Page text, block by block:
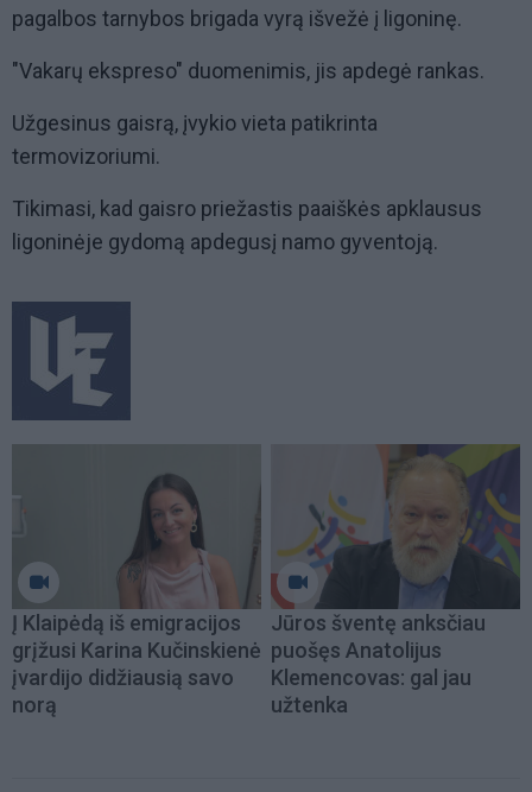
pagalbos tarnybos brigada vyrą išvežė į ligoninę.
"Vakarų ekspreso" duomenimis, jis apdegė rankas.
Užgesinus gaisrą, įvykio vieta patikrinta
termovizoriumi.
Tikimasi, kad gaisro priežastis paaiškės apklausus
ligoninėje gydomą apdegusį namo gyventoją.
Į Klaipėdą iš emigracijos
grįžusi Karina Kučinskienė
įvardijo didžiausią savo
norą
Jūros šventę anksčiau
puošęs Anatolijus
Klemencovas: gal jau
užtenka